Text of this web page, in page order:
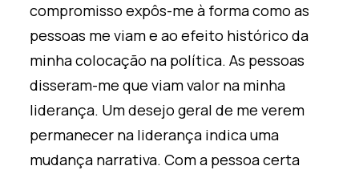
compromisso expôs-me à forma como as
pessoas me viam e ao efeito histórico da
minha colocação na política. As pessoas
disseram-me que viam valor na minha
liderança. Um desejo geral de me verem
permanecer na liderança indica uma
mudança narrativa. Com a pessoa certa